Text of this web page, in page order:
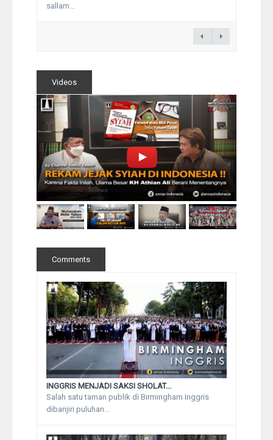
sallam...
Videos
Comments
INGGRIS MENJADI SAKSI SHOLAT...
Salah satu taman publik di Birmingham Inggris
dibanjiri puluhan...